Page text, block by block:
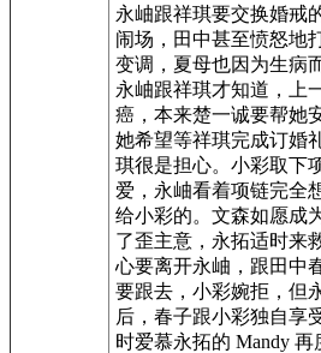
永岫跟祥琪要交换婚戒
闹场，田中甚至愤怒地
变调，夏母也因为生病
永岫跟祥琪才知道，上
癌，本来楚一诚要帮她
她希望等祥琪完成订婚
琪很是担心。小彩取下
爱，永岫看着项链完全
给小彩的。文森如愿成
了歪主意，永拓适时来
心要离开永岫，跟田中
要跟去，小彩婉拒，但
后，春子跟小彩独自享
时爱慕永拓的 Mandy